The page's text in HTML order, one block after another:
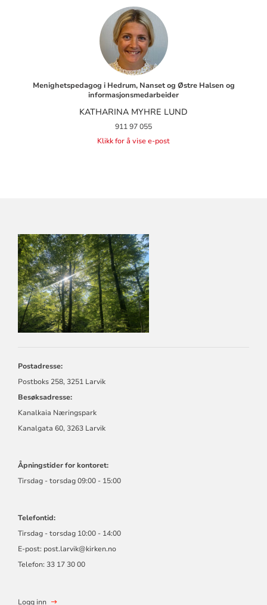
Menighetspedagog i Hedrum, Nanset og Østre Halsen og
informasjonsmedarbeider
KATHARINA MYHRE LUND
911 97 055
Klikk for å vise e-post
KONTAKTINFORMASJON
FOR
LARVIK
KIRKELIGE
FELLESRÅD
Postadresse:
Postboks 258, 3251 Larvik
Besøksadresse:
Kanalkaia Næringspark
Kanalgata 60, 3263 Larvik
Åpningstider for kontoret:
Tirsdag - torsdag 09:00 - 15:00
Telefontid:
Tirsdag - torsdag 10:00 - 14:00
E-post: post.larvik@kirken.no
Telefon: 33 17 30 00
Logg inn